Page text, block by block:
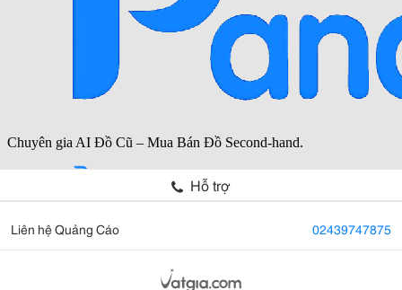
Hỗ trợ
Liên hệ Quảng Cáo 02439747875